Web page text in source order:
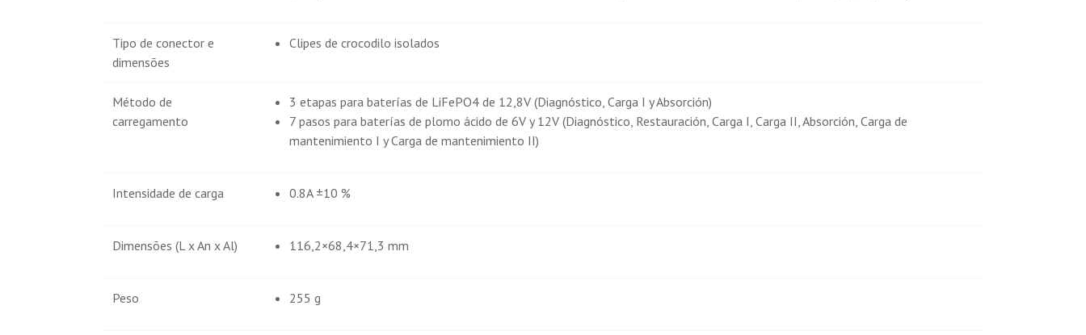
Tipo de conector e
dimensões
Clipes de crocodilo isolados
Método de
carregamento
3 etapas para baterías de LiFePO4 de 12,8V (Diagnóstico, Carga I y Absorción)
7 pasos para baterías de plomo ácido de 6V y 12V (Diagnóstico, Restauración, Carga I, Carga II, Absorción, Carga de
mantenimiento I y Carga de mantenimiento II)
Intensidade de carga 0.8A ±10 %
Dimensões (L x An x Al) 116,2×68,4×71,3 mm
Peso 255 g